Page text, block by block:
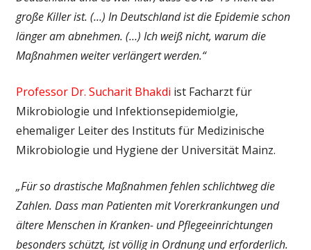
große Killer ist. (…) In Deutschland ist die Epidemie schon
länger am abnehmen. (…) Ich weiß nicht, warum die
Maßnahmen weiter verlängert werden.“
Professor Dr. Sucharit Bhakdi ist Facharzt für
Mikrobiologie und Infektionsepidemiolgie,
ehemaliger Leiter des Instituts für Medizinische
Mikrobiologie und Hygiene der Universität Mainz.
„Für so drastische Maßnahmen fehlen schlichtweg die
Zahlen. Dass man Patienten mit Vorerkrankungen und
ältere Menschen in Kranken- und Pflegeeinrichtungen
besonders schützt, ist völlig in Ordnung und erforderlich.